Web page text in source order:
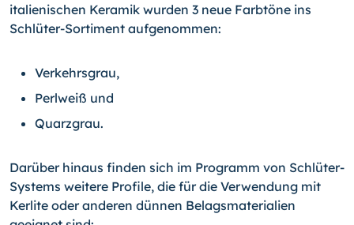
italienischen Keramik wurden 3 neue Farbtöne ins
Schlüter-Sortiment aufgenommen:
Verkehrsgrau,
Perlweiß und
Quarzgrau.
Darüber hinaus finden sich im Programm von Schlüter-
Systems weitere Profile, die für die Verwendung mit
Kerlite oder anderen dünnen Belagsmaterialien